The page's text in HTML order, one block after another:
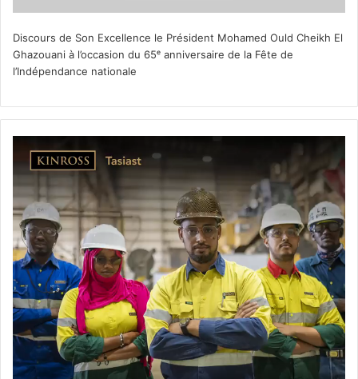
Discours de Son Excellence le Président Mohamed Ould Cheikh El
Ghazouani à l’occasion du 65ᵉ anniversaire de la Fête de
l’Indépendance nationale